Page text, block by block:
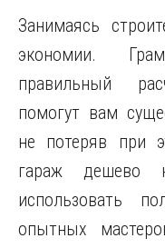
Занимаясь
экономии.
правильный
помогут вам
не потеряв при
гараж дешево
использовать
опытных